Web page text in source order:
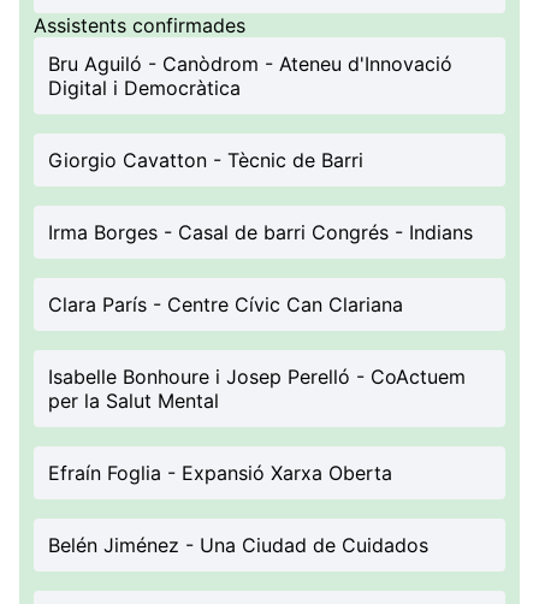
Assistents confirmades
Bru Aguiló - Canòdrom - Ateneu d'Innovació
Digital i Democràtica
Giorgio Cavatton - Tècnic de Barri
Irma Borges - Casal de barri Congrés - Indians
Clara París - Centre Cívic Can Clariana
Isabelle Bonhoure i Josep Perelló - CoActuem
per la Salut Mental
Efraín Foglia - Expansió Xarxa Oberta
Belén Jiménez - Una Ciudad de Cuidados